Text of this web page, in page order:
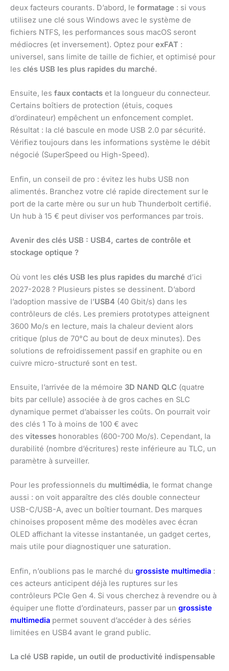
deux facteurs courants. D’abord, le formatage : si vous
utilisez une clé sous Windows avec le système de
fichiers NTFS, les performances sous macOS seront
médiocres (et inversement). Optez pour exFAT :
universel, sans limite de taille de fichier, et optimisé pour
les clés USB les plus rapides du marché.
Ensuite, les faux contacts et la longueur du connecteur.
Certains boîtiers de protection (étuis, coques
d’ordinateur) empêchent un enfoncement complet.
Résultat : la clé bascule en mode USB 2.0 par sécurité.
Vérifiez toujours dans les informations système le débit
négocié (SuperSpeed ou High-Speed).
Enfin, un conseil de pro : évitez les hubs USB non
alimentés. Branchez votre clé rapide directement sur le
port de la carte mère ou sur un hub Thunderbolt certifié.
Un hub à 15 € peut diviser vos performances par trois.
Avenir des clés USB : USB4, cartes de contrôle et
stockage optique ?
Où vont les clés USB les plus rapides du marché d’ici
2027-2028 ? Plusieurs pistes se dessinent. D’abord
l’adoption massive de l’USB4 (40 Gbit/s) dans les
contrôleurs de clés. Les premiers prototypes atteignent
3600 Mo/s en lecture, mais la chaleur devient alors
critique (plus de 70°C au bout de deux minutes). Des
solutions de refroidissement passif en graphite ou en
cuivre micro-structuré sont en test.
Ensuite, l’arrivée de la mémoire 3D NAND QLC (quatre
bits par cellule) associée à de gros caches en SLC
dynamique permet d’abaisser les coûts. On pourrait voir
des clés 1 To à moins de 100 € avec
des vitesses honorables (600-700 Mo/s). Cependant, la
durabilité (nombre d’écritures) reste inférieure au TLC, un
paramètre à surveiller.
Pour les professionnels du multimédia, le format change
aussi : on voit apparaître des clés double connecteur
USB-C/USB-A, avec un boîtier tournant. Des marques
chinoises proposent même des modèles avec écran
OLED affichant la vitesse instantanée, un gadget certes,
mais utile pour diagnostiquer une saturation.
Enfin, n’oublions pas le marché du grossiste multimedia :
ces acteurs anticipent déjà les ruptures sur les
contrôleurs PCIe Gen 4. Si vous cherchez à revendre ou à
équiper une flotte d’ordinateurs, passer par un grossiste
multimedia permet souvent d’accéder à des séries
limitées en USB4 avant le grand public.
La clé USB rapide, un outil de productivité indispensable